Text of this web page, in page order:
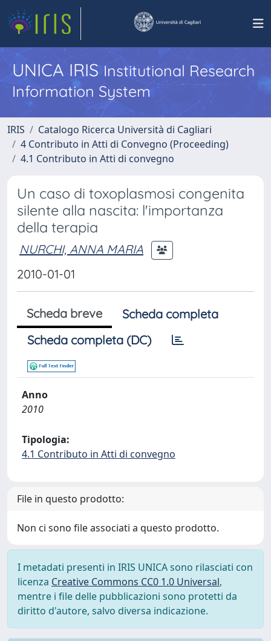
UNICA IRISInstitutional Research
Information System
IRIS
Catalogo Ricerca Università di Cagliari
4 Contributo in Atti di Convegno (Proceeding)
4.1 Contributo in Atti di convegno
Un caso di toxoplasmosi congenita
silente alla nascita: l'importanza
della terapia
NURCHI, ANNA MARIA
2010-01-01
Scheda breve
Scheda completa
Scheda completa (DC)
Anno
2010
Tipologia:
4.1 Contributo in Atti di convegno
File in questo prodotto:
Non ci sono file associati a questo prodotto.
I metadati presenti in IRIS UNICA sono rilasciati con
licenza Creative Commons CC0 1.0 Universal,
mentre i file delle pubblicazioni sono protetti da
diritto d'autore, salvo diversa indicazione.